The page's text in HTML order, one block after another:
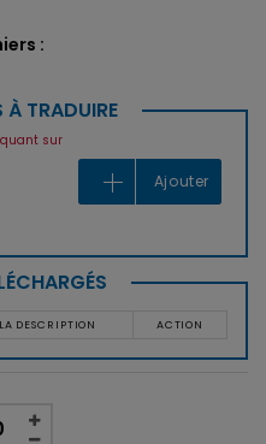
:
À TRADUIRE
sur
Ajouter
LA DESCRIPTION ACTION